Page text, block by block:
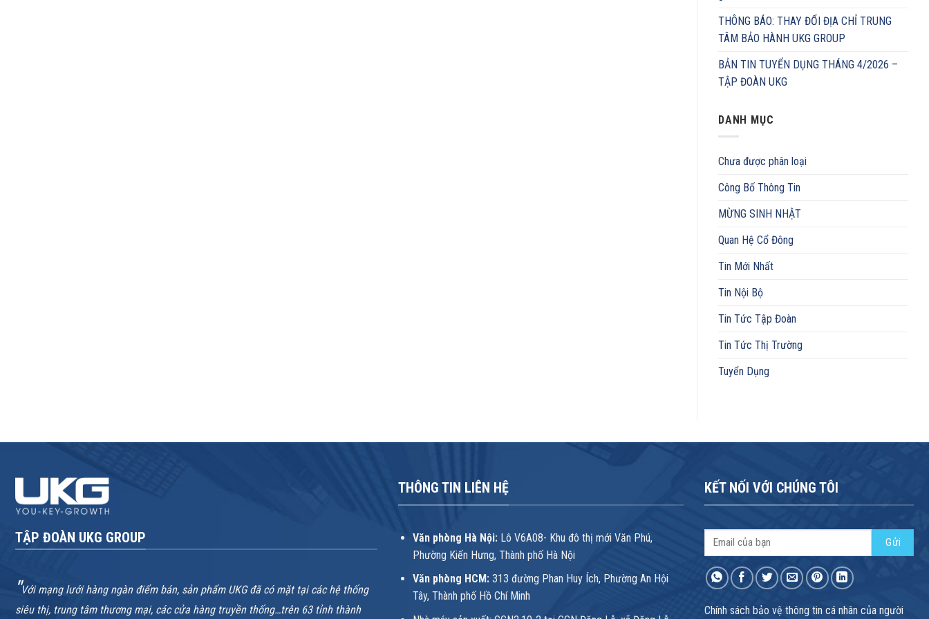
THÔNG BÁO: THAY ĐỔI ĐỊA CHỈ TRUNG
TÂM BẢO HÀNH UKG GROUP
BẢN TIN TUYỂN DỤNG THÁNG 4/2026 –
TẬP ĐOÀN UKG
DANH MỤC
Chưa được phân loại
Công Bố Thông Tin
MỪNG SINH NHẬT
Quan Hệ Cổ Đông
Tin Mới Nhất
Tin Nội Bộ
Tin Tức Tập Đoàn
Tin Tức Thị Trường
Tuyển Dụng
TẬP ĐOÀN UKG GROUP
"Với mạng lưới hàng ngàn điểm bán, sản phẩm UKG đã có mặt tại các hệ thống
siêu thị, trung tâm thương mại, các cửa hàng truyền thống…trên 63 tỉnh thành
THÔNG TIN LIÊN HỆ
Văn phòng Hà Nội:Lô V6A08- Khu đô thị mới Văn Phú,
Phường Kiến Hưng, Thành phố Hà Nội
Văn phòng HCM: 313 đường Phan Huy Ích, Phường An Hội
Tây, Thành phố Hồ Chí Minh
KẾT NỐI VỚI CHÚNG TÔI
Chính sách bảo vệ thông tin cá nhân của người